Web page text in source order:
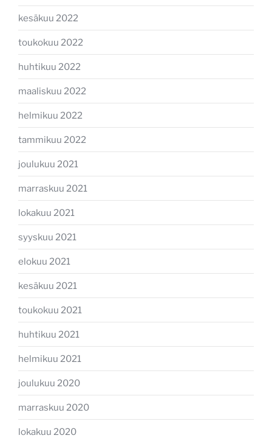
kesäkuu 2022
toukokuu 2022
huhtikuu 2022
maaliskuu 2022
helmikuu 2022
tammikuu 2022
joulukuu 2021
marraskuu 2021
lokakuu 2021
syyskuu 2021
elokuu 2021
kesäkuu 2021
toukokuu 2021
huhtikuu 2021
helmikuu 2021
joulukuu 2020
marraskuu 2020
lokakuu 2020